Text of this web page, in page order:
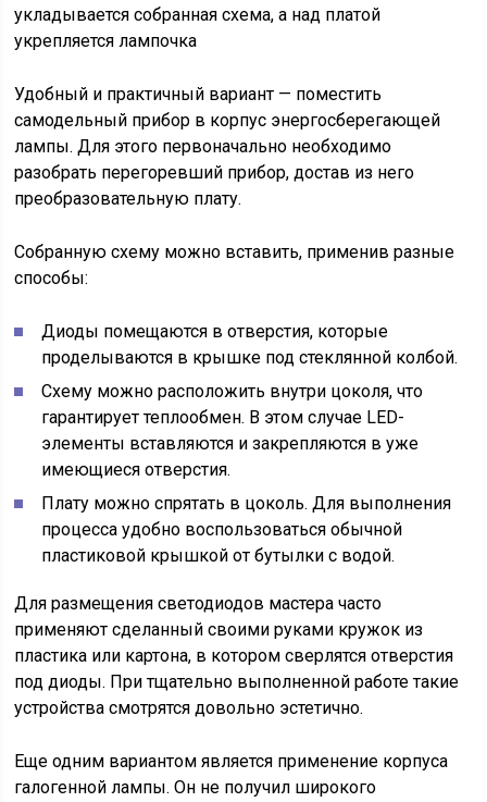
укладывается собранная схема, а над платой
укрепляется лампочка
Удобный и практичный вариант — поместить
самодельный прибор в корпус энергосберегающей
лампы. Для этого первоначально необходимо
разобрать перегоревший прибор, достав из него
преобразовательную плату.
Собранную схему можно вставить, применив разные
способы:
Диоды помещаются в отверстия, которые
проделываются в крышке под стеклянной колбой.
Схему можно расположить внутри цоколя, что
гарантирует теплообмен. В этом случае LED-
элементы вставляются и закрепляются в уже
имеющиеся отверстия.
Плату можно спрятать в цоколь. Для выполнения
процесса удобно воспользоваться обычной
пластиковой крышкой от бутылки с водой.
Для размещения светодиодов мастера часто
применяют сделанный своими руками кружок из
пластика или картона, в котором сверлятся отверстия
под диоды. При тщательно выполненной работе такие
устройства смотрятся довольно эстетично.
Еще одним вариантом является применение корпуса
галогенной лампы. Он не получил широкого